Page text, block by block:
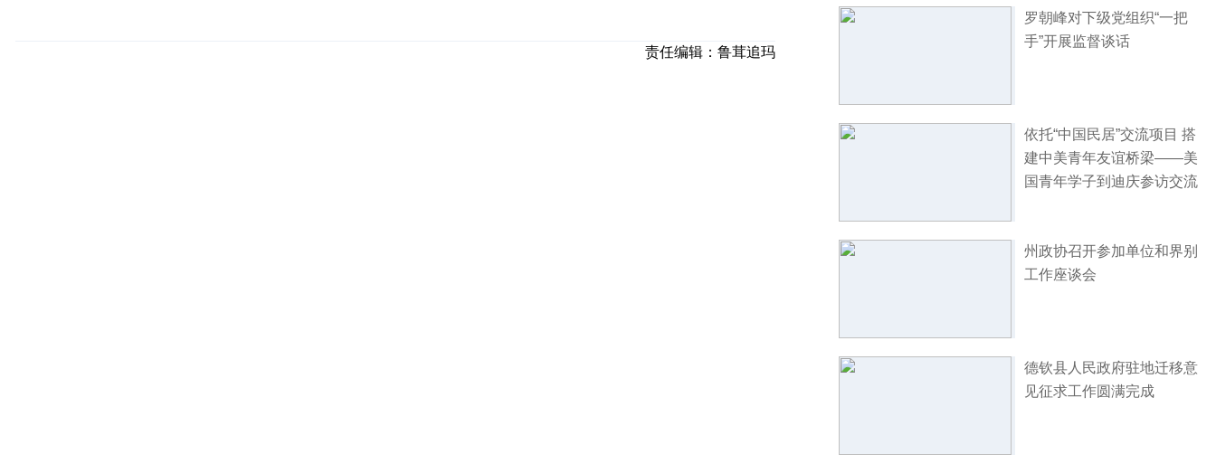
责任编辑： 鲁茸追玛
罗朝峰对下级党组织“一把
手”开展监督谈话
依托“中国民居”交流项目 搭
建中美青年友谊桥梁——美
国青年学子到迪庆参访交流
州政协召开参加单位和界别
工作座谈会
德钦县人民政府驻地迁移意
见征求工作圆满完成